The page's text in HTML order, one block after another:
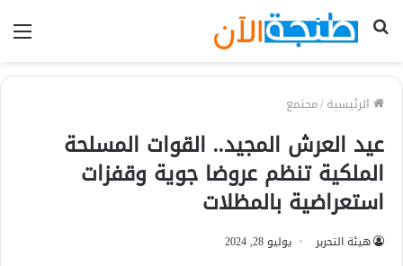
بحث
الرئيسية/مجتمع
عيد العرش المجيد.. القوات المسلحة
الملكية تنظم عروضا جوية وقفزات
استعراضية بالمظلات
هيئة التحرير يوليو 28, 2024